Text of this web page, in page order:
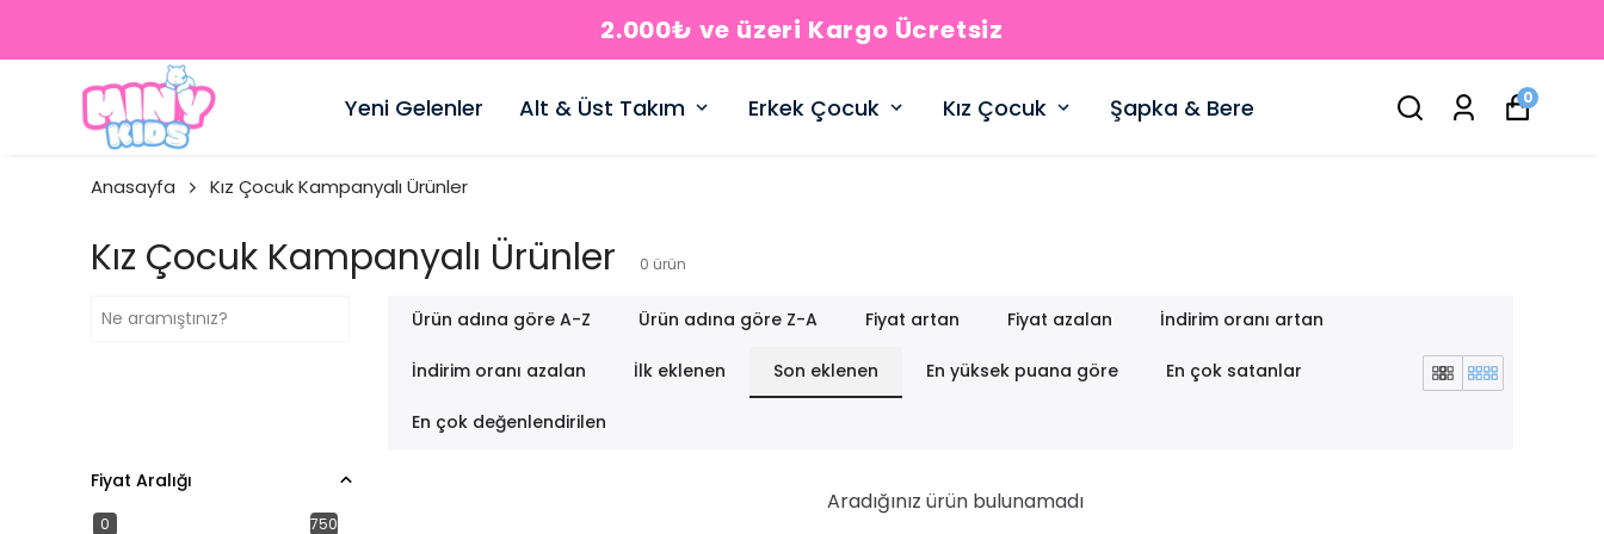
2.000₺ ve üzeri Kargo Ücretsiz
Yeni Gelenler Alt & Üst Takım Erkek Çocuk Kız Çocuk Şapka & Bere 0
Anasayfa Kız Çocuk Kampanyalı Ürünler
Kız Çocuk Kampanyalı Ürünler 0 ürün
Ürün adına göre A-Z Ürün adına göre Z-A Fiyat artan Fiyat azalan İndirim oranı artan
İndirim oranı azalan İlk eklenen Son eklenen En yüksek puana göre En çok satanlar
En çok değenlendirilen
Fiyat Aralığı
0 750
Aradığınız ürün bulunamadı